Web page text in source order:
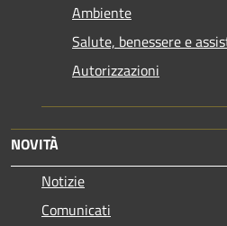
Ambiente
Salute, benessere e
Autorizzazioni
NOVITÀ
Notizie
Comunicati